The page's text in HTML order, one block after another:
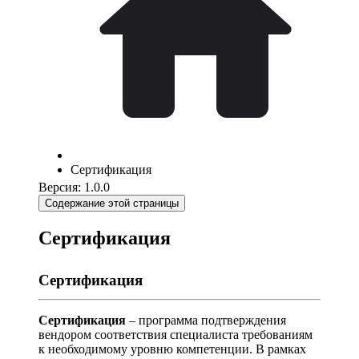
Сертификация
Версия: 1.0.0
Содержание этой страницы
Сертификация
Сертификация
Сертификация – программа подтверждения
вендором соответствия специалиста требованиям
к необходимому уровню компетенции. В рамках